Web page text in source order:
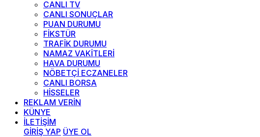
CANLI TV
CANLI SONUÇLAR
PUAN DURUMU
FİKSTÜR
TRAFİK DURUMU
NAMAZ VAKİTLERİ
HAVA DURUMU
NÖBETÇİ ECZANELER
CANLI BORSA
HİSSELER
REKLAM VERİN
KÜNYE
İLETİŞİM
GİRİŞ YAP ÜYE OL